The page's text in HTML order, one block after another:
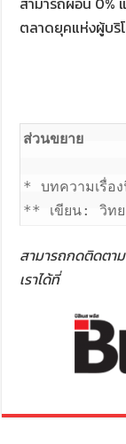
ตลาดยุคแห่งผู้บริ
ส่วนขยาย
* บทความเรื่อ
สามารถกดติดตา
เราได้ที่